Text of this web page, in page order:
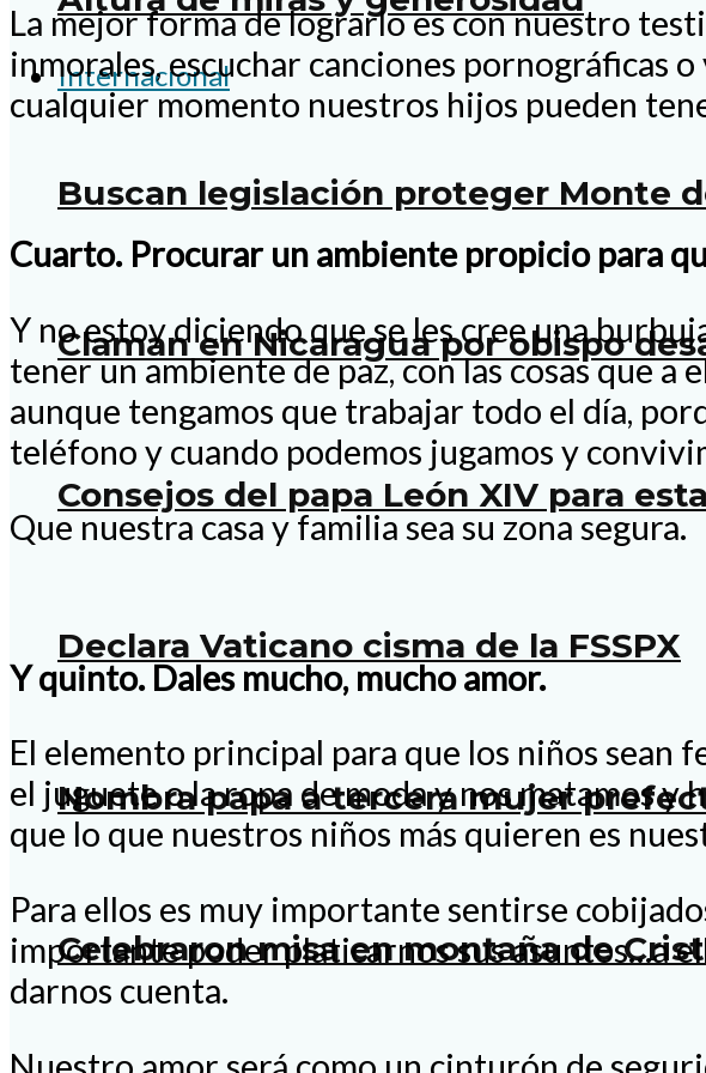
Internacional
Buscan legislación proteger Monte
Claman en Nicaragua por obispo
Consejos del papa León XIV para
Declara Vaticano cisma de la FSSPX
Nombra papa a tercera mujer
Celebraron misa en montaña de
La mejor forma de lograrlo es con nuestro
inmorales, escuchar canciones pornográficas
cualquier momento nuestros hijos pueden
Cuarto. Procurar un ambiente propicio para
Y no estoy diciendo que se les cree una
tener un ambiente de paz, con las cosas que
aunque tengamos que trabajar todo el día,
teléfono y cuando podemos jugamos y
Que nuestra casa y familia sea su zona segura.
Y quinto. Dales mucho, mucho amor.
El elemento principal para que los niños sean
el juguete o la ropa de moda y nos matamos y
que lo que nuestros niños más quieren es
Para ellos es muy importante sentirse
importante poder platicarnos sus asuntos…a
darnos cuenta.